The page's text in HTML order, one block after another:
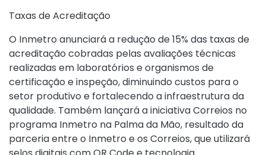
Taxas de Acreditação
O Inmetro anunciará a redução de 15% das taxas de
acreditação cobradas pelas avaliações técnicas
realizadas em laboratórios e organismos de
certificação e inspeção, diminuindo custos para o
setor produtivo e fortalecendo a infraestrutura da
qualidade. Também lançará a iniciativa Correios no
programa Inmetro na Palma da Mão, resultado da
parceria entre o Inmetro e os Correios, que utilizará